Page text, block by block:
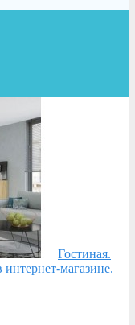
Гостиная.
магазине.